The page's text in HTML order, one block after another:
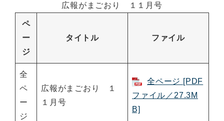
広報がまごおり １１月号
ペ
ー
ジ
タイトル ファイル
全
ペ
ー
ジ
広報がまごおり １
１月号
全ページ [PDF
ファイル／27.3M
B]